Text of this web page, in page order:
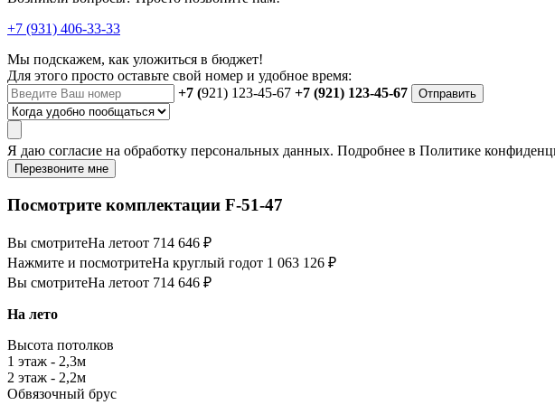
+7 (931) 406-33-33
Мы подскажем, как уложиться в бюджет!
Для этого просто оставьте свой номер и удобное время:
+7 (921) 123-45-67 +7 (921) 123-45-67 Отправить
Я даю согласие на обработку персональных данных. Подробнее в Политике
Перезвоните мне
Посмотрите комплектации F-51-47
Вы смотритеНа летоот 714 646 ₽
Нажмите и посмотритеНа круглый годот 1 063 126 ₽
Вы смотритеНа летоот 714 646 ₽
На лето
Высота потолков
1 этаж - 2,3м
2 этаж - 2,2м
Обвязочный брус